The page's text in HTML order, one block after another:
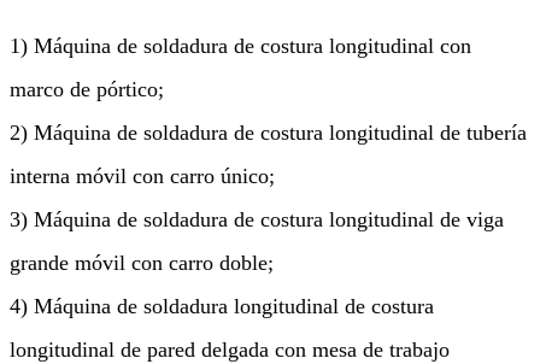
1) Máquina de soldadura de costura longitudinal con
marco de pórtico;
2) Máquina de soldadura de costura longitudinal de tubería
interna móvil con carro único;
3) Máquina de soldadura de costura longitudinal de viga
grande móvil con carro doble;
4) Máquina de soldadura longitudinal de costura
longitudinal de pared delgada con mesa de trabajo